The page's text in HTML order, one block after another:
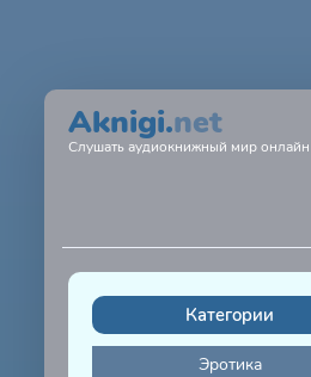
Aknigi.net
Слушать аудиокнижный мир онлайн
Категории
Эротика